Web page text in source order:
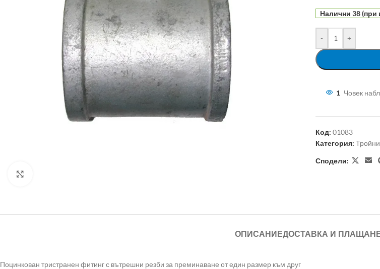
Налични 38 (при
- +
1 Човек
Код: 01083
Категория:
Сподели:
ОПИСАНИЕДОСТАВКА И
Поцинкован тристранен фитинг с вътрешни резби за преминаване от един размер към друг